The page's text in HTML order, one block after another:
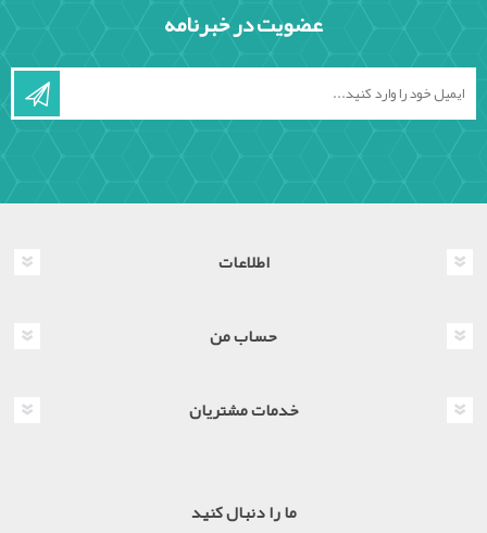
عضویت در خبرنامه
اطلاعات
حساب من
خدمات مشتریان
ما را دنبال کنید